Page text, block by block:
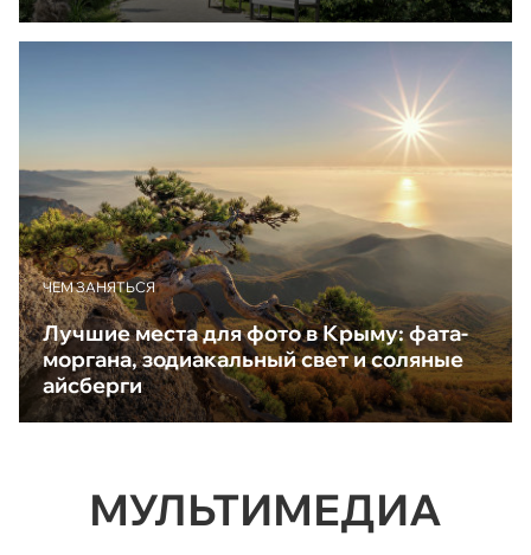
ЧЕМ ЗАНЯТЬСЯ
Лучшие места для фото в Крыму: фата-
моргана, зодиакальный свет и соляные
айсберги
МУЛЬТИМЕДИА